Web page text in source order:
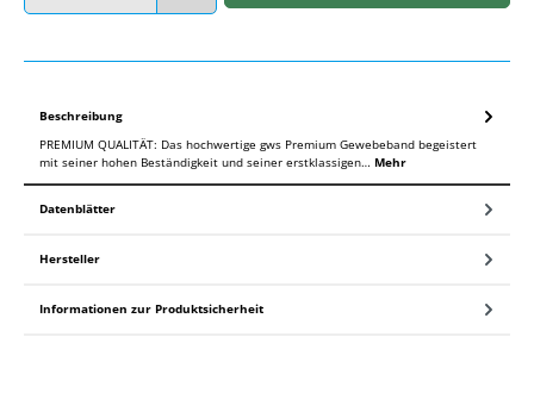
Beschreibung
PREMIUM QUALITÄT: Das hochwertige gws Premium Gewebeband begeistert
mit seiner hohen Beständigkeit und seiner erstklassigen… Mehr
Datenblätter
Hersteller
Informationen zur Produktsicherheit